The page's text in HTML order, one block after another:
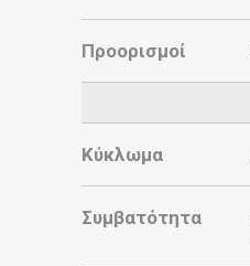
Προορισμοί
Κύκλωμα
Συμβατότητα